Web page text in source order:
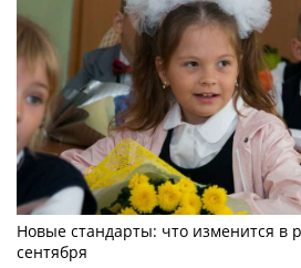
Новые стандарты: что изменится в
сентября